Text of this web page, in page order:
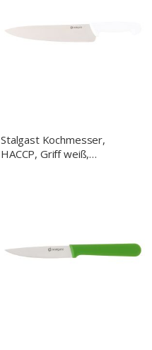
Stalgast Kochmesser,
HACCP, Griff weiß,